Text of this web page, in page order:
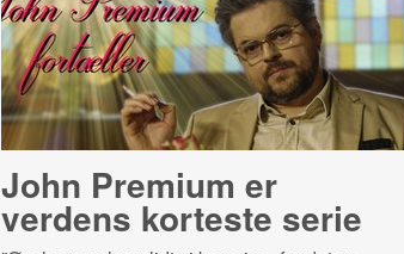
John Premium er
verdens korteste serie